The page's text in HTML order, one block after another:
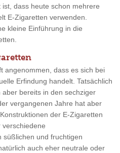
dass heute schon mehrere
E-Zigaretten verwenden.
kleine Einführung in die
angenommen, dass es sich bei
Erfindung handelt. Tatsächlich
bereits in den sechziger
vergangenen Jahre hat aber
der E-Zigaretten
süßlichen und fruchtigen
auch eher neutrale oder